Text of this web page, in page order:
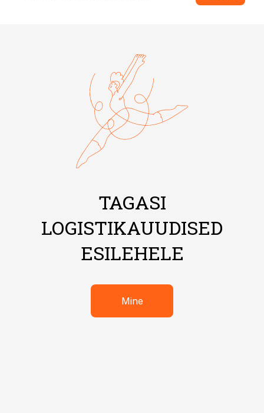
TAGASI
LOGISTIKAUUDISED
ESILEHELE
Mine